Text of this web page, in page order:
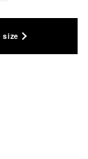
size